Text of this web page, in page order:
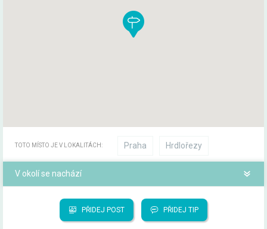
TOTO MÍSTO JE V LOKALITÁCH: Praha Hrdlořezy
V okolí se nachází
PŘIDEJ POST PŘIDEJ TIP